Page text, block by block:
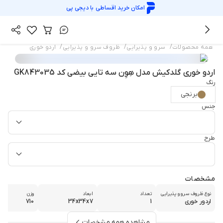
امکان خرید اقساطی بادیجی پی
همه محصولات/ سرو و پذیرایی/ ظروف سرو و پذیرایی/ اردو خوری
اردو خوری گلدکیش مدل هِوِن سه تایی بیضی کد GK843035
رنگ
برنجی
جنس
طرح
مشخصات
نوع ظروف سرو و پذیرایی
اردور خوری
تعداد
1
ابعاد
34x34x7
وزن
710